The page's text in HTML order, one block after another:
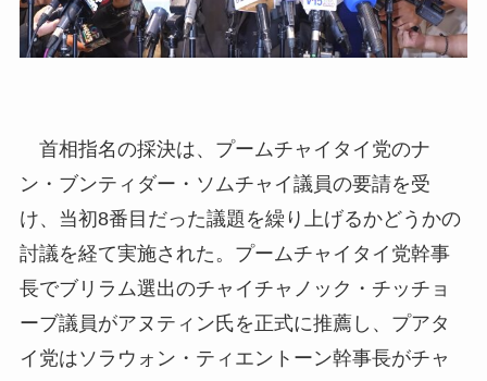
首相指名の採決は、プームチャイタイ党のナ
ン・ブンティダー・ソムチャイ議員の要請を受
け、当初8番目だった議題を繰り上げるかどうかの
討議を経て実施された。プームチャイタイ党幹事
長でブリラム選出のチャイチャノック・チッチョ
ーブ議員がアヌティン氏を正式に推薦し、プアタ
イ党はソラウォン・ティエントーン幹事長がチャ